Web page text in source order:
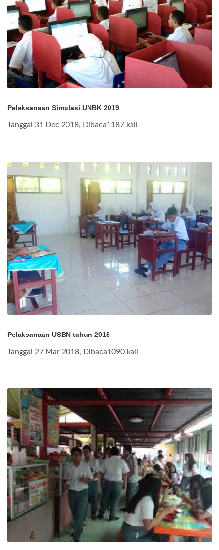
Pelaksanaan Simulasi UNBK 2019
Tanggal 31 Dec 2018, Dibaca1187 kali
Pelaksanaan USBN tahun 2018
Tanggal 27 Mar 2018, Dibaca1090 kali